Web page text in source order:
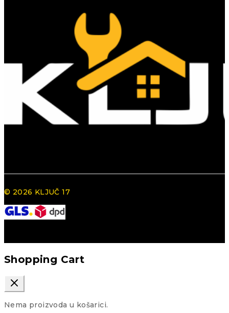
© 2026 KLJUČ 17
Shopping Cart
Nema proizvoda u košarici.